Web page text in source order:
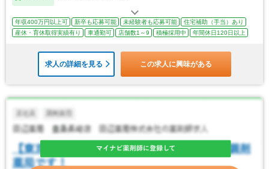
年収400万円以上可 新卒も応募可能 未経験者も応募可能
住宅補助（手当）あり
産休・育休取得実績有り
車通勤可 店舗数1～9 積極採用中 年間休日120日以上
求人の詳細を見る この求人に興味がある